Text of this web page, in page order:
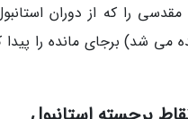
را که از دوران
شد) برجای مانده را پیدا